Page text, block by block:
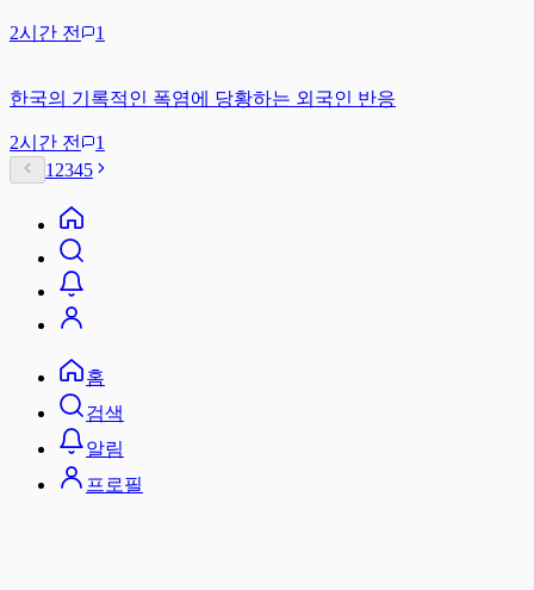
2시간 전 1
한국의 기록적인 폭염에 당황하는 외국인 반응
2시간 전
1
1 2345
홈
검색
알림
프로필